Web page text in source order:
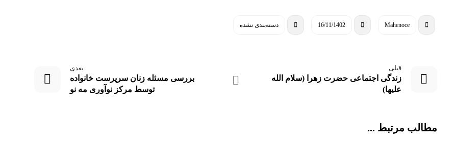
Mahenoce
16/11/1402 دسته‌بندی نشده
قبلی
زندگی اجتماعی حضرت زهرا (سلام الله
علیها)
بعدی
بررسی مسئله زنان سرپرست خانواده
توسط مرکز نوآوری مه نو
مطالب مرتبط ...